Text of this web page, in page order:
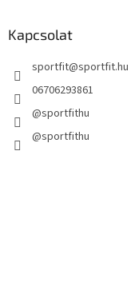
Kapcsolat
sportfit@sportfit.hu
06706293861
@sportfithu
@sportfithu